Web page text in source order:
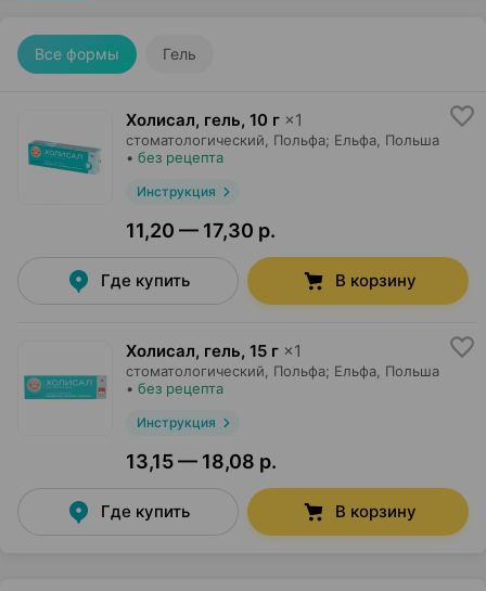
Все формы Гель
Холисал, гель, 10 г ×1
стоматологический, Польфа; Ельфа , Польша
• без рецепта
Инструкция
11,20 — 17,30 р.
Где купить В корзину
Холисал, гель, 15 г ×1
стоматологический, Польфа; Ельфа , Польша
• без рецепта
Инструкция
13,15 — 18,08 р.
Где купить В корзину